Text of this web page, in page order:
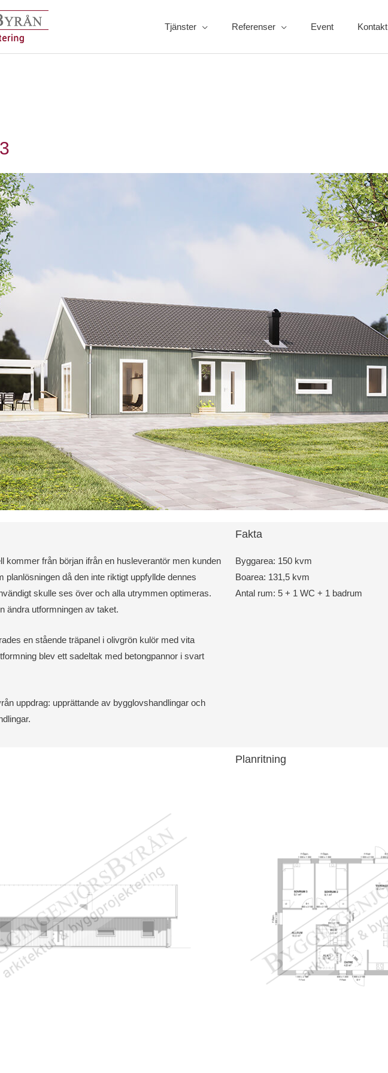
Tjänster Referenser Event Kontakt
kommer från början ifrån en husleverantör men kunden
planlösningen då den inte riktigt uppfyllde dennes
skulle ses över och alla utrymmen optimeras.
ändra utformningen av taket.
en stående träpanel i olivgrön kulör med vita
blev ett sadeltak med betongpannor i svart
uppdrag: upprättande av bygglovshandlingar och
Fakta
Byggarea: 150 kvm
Boarea: 131,5 kvm
Antal rum: 5 + 1 WC + 1 badrum
Planritning